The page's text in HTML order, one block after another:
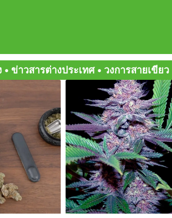
สายเขียว • มิตรสหายกัญ • สายเขียวเด็
Page
PagePagePage
Page